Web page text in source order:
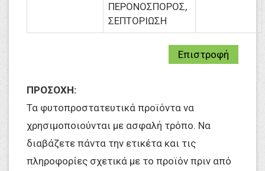
ΠΕΡΟΝΟΣΠΟΡΟΣ,
ΣΕΠΤΟΡΙΩΣΗ
Επιστροφή
ΠΡΟΣΟΧΗ:
Τα φυτοπροστατευτικά προϊόντα να
χρησιμοποιούνται με ασφαλή τρόπο. Να
διαβάζετε πάντα την ετικέτα και τις
πληροφορίες σχετικά με το προϊόν πριν από